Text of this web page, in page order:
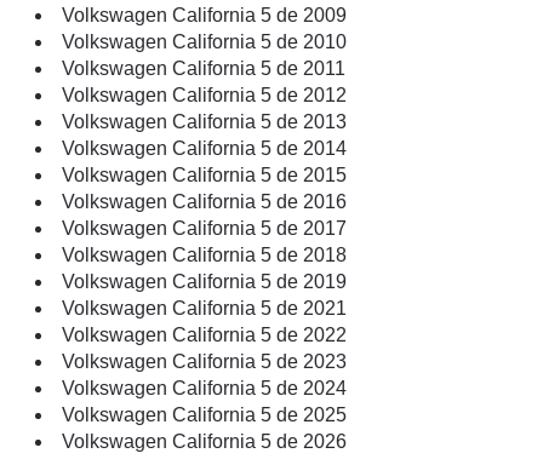
Volkswagen California 5 de 2009
Volkswagen California 5 de 2010
Volkswagen California 5 de 2011
Volkswagen California 5 de 2012
Volkswagen California 5 de 2013
Volkswagen California 5 de 2014
Volkswagen California 5 de 2015
Volkswagen California 5 de 2016
Volkswagen California 5 de 2017
Volkswagen California 5 de 2018
Volkswagen California 5 de 2019
Volkswagen California 5 de 2021
Volkswagen California 5 de 2022
Volkswagen California 5 de 2023
Volkswagen California 5 de 2024
Volkswagen California 5 de 2025
Volkswagen California 5 de 2026